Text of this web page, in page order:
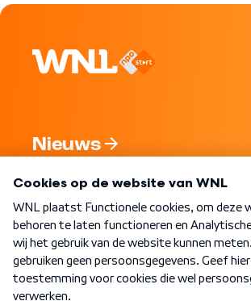
Nieuws
Nieuwsbrief
Word Lid